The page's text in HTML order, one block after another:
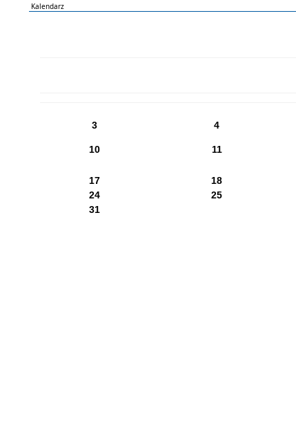
Kalendarz
3
4
10 11
17 18
24
25
31